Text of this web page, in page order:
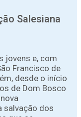
Salesiana
jovens e, com
Francisco de
desde o início
de Dom Bosco
salvação dos